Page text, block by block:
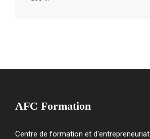
AFC Formation
Centre de formation et d'entrepreneuriat